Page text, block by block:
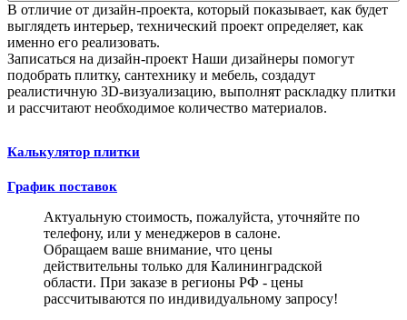
В отличие от дизайн-проекта, который показывает, как будет
выглядеть интерьер, технический проект определяет, как
именно его реализовать.
Записаться на дизайн-проект Наши дизайнеры помогут
подобрать плитку, сантехнику и мебель, создадут
реалистичную 3D-визуализацию, выполнят раскладку плитки
и рассчитают необходимое количество материалов.
Калькулятор плитки
График поставок
Актуальную стоимость, пожалуйста, уточняйте по
телефону, или у менеджеров в салоне.
Обращаем ваше внимание, что цены
действительны только для Калининградской
области. При заказе в регионы РФ - цены
рассчитываются по индивидуальному запросу!